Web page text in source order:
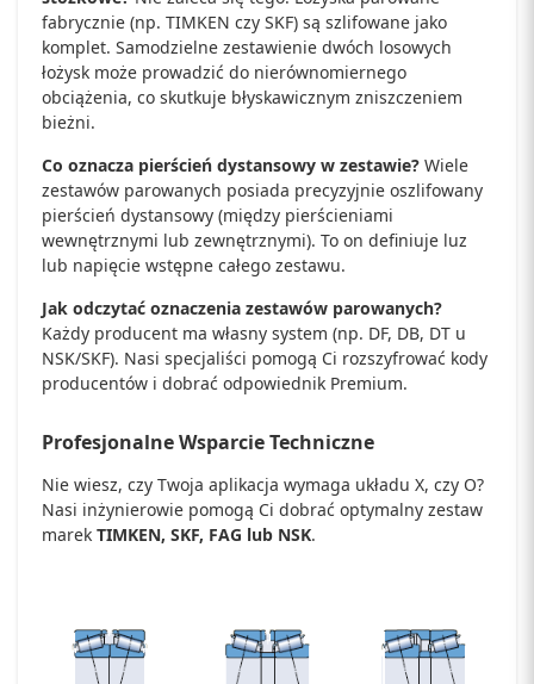
fabrycznie (np. TIMKEN czy SKF) są szlifowane jako
komplet. Samodzielne zestawienie dwóch losowych
łożysk może prowadzić do nierównomiernego
obciążenia, co skutkuje błyskawicznym zniszczeniem
bieżni.
Co oznacza pierścień dystansowy w zestawie? Wiele
zestawów parowanych posiada precyzyjnie oszlifowany
pierścień dystansowy (między pierścieniami
wewnętrznymi lub zewnętrznymi). To on definiuje luz
lub napięcie wstępne całego zestawu.
Jak odczytać oznaczenia zestawów parowanych?
Każdy producent ma własny system (np. DF, DB, DT u
NSK/SKF). Nasi specjaliści pomogą Ci rozszyfrować kody
producentów i dobrać odpowiednik Premium.
Profesjonalne Wsparcie Techniczne
Nie wiesz, czy Twoja aplikacja wymaga układu X, czy O?
Nasi inżynierowie pomogą Ci dobrać optymalny zestaw
marek TIMKEN, SKF, FAG lub NSK.